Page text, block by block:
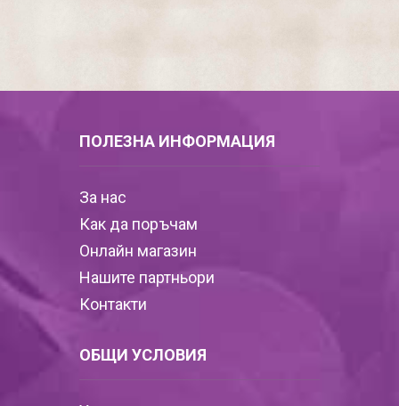
ПОЛЕЗНА ИНФОРМАЦИЯ
За нас
Как да поръчам
Онлайн магазин
Нашите партньори
Контакти
ОБЩИ УСЛОВИЯ